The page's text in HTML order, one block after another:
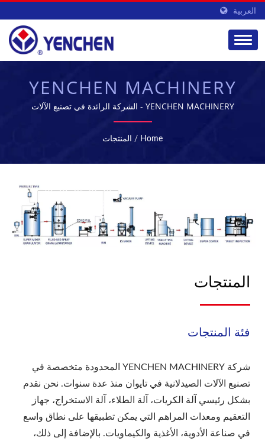
العربية
YENCHEN MACHINERY
CO., LTD.
YENCHEN MACHINERY - الشركة الرائدة في تصنيع الآلات
الصيدلانية في تايوان
Home
/ المنتجات
المنتجات
فئة المنتجات
شركة YENCHEN MACHINERY المحدودة متخصصة في
تصنيع الآلات الصيدلانية في تايوان منذ عدة سنوات. نحن نقدم
بشكل رئيسي آلة الكريات، آلة الطلاء، آلة الاستخراج، جهاز
التعقيم ومعدات المراهم التي يمكن تطبيقها على نطاق واسع
في صناعة الأدوية، الأغذية والكيماويات. بالإضافة إلى ذلك،